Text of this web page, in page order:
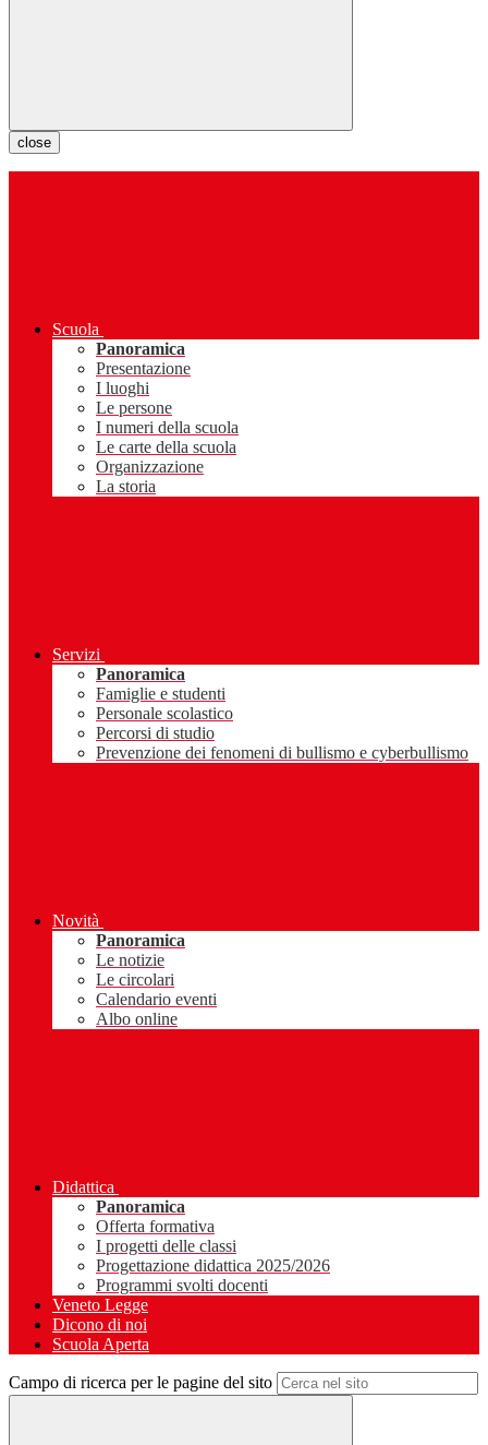
close
Scuola
Panoramica
Presentazione
I luoghi
Le persone
I numeri della scuola
Le carte della scuola
Organizzazione
La storia
Servizi
Panoramica
Famiglie e studenti
Personale scolastico
Percorsi di studio
Prevenzione dei fenomeni di bullismo e cyberbullismo
Novità
Panoramica
Le notizie
Le circolari
Calendario eventi
Albo online
Didattica
Panoramica
Offerta formativa
I progetti delle classi
Progettazione didattica 2025/2026
Programmi svolti docenti
Veneto Legge
Dicono di noi
Scuola Aperta
Campo di ricerca per le pagine del sito